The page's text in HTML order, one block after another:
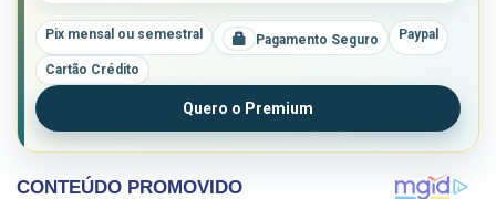
Pix mensal ou semestral Pagamento Seguro Paypal
Cartão Crédito
Quero o Premium